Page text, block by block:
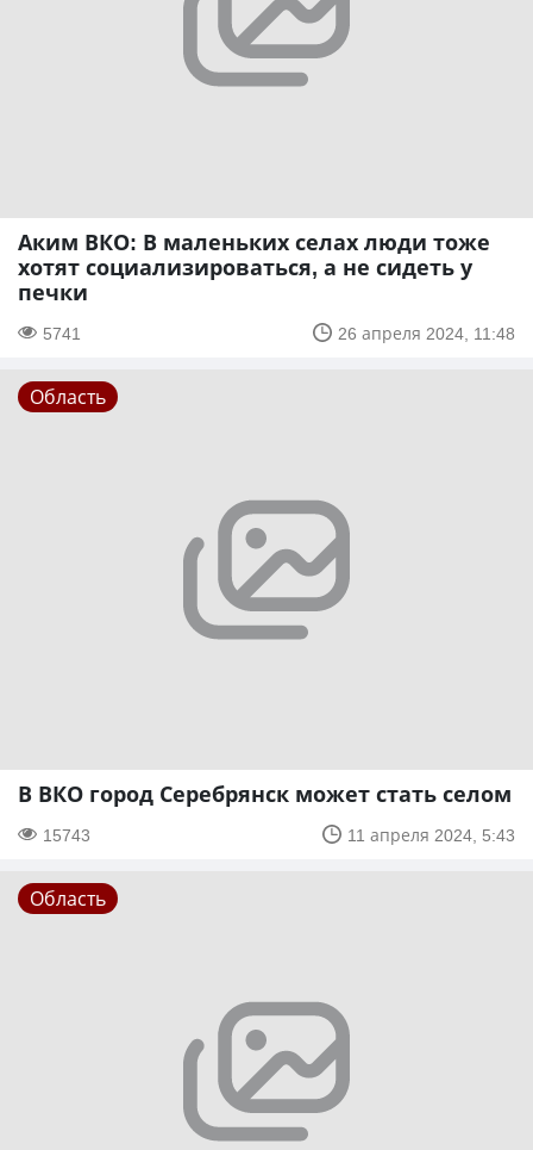
Аким ВКО: В маленьких селах люди тоже
хотят социализироваться, а не сидеть у
печки
5741 26 апреля 2024, 11:48
Область
В ВКО город Серебрянск может стать селом
15743 11 апреля 2024, 5:43
Область